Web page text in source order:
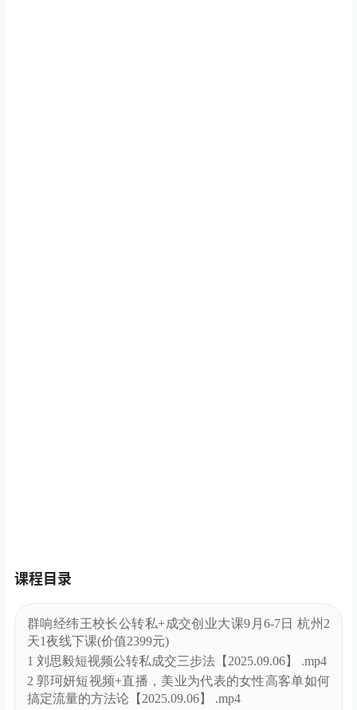
课程目录
群响经纬王校长公转私+成交创业大课9月6-7日 杭州2
天1夜线下课(价值2399元)
1 刘思毅短视频公转私成交三步法【2025.09.06】 .mp4
2 郭珂妍短视频+直播，美业为代表的女性高客单如何
搞定流量的方法论【2025.09.06】 .mp4